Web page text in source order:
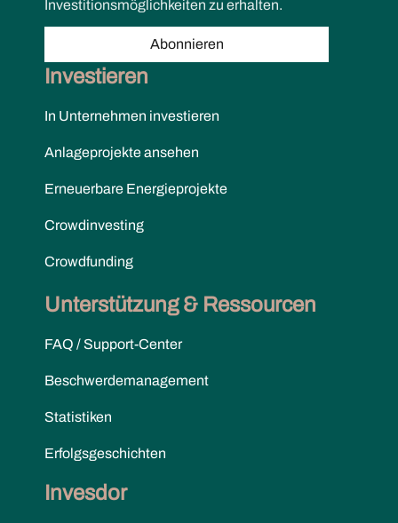
Investitionsmöglichkeiten zu erhalten.
Abonnieren
Investieren
In Unternehmen investieren
Anlageprojekte ansehen
Erneuerbare Energieprojekte
Crowdinvesting
Crowdfunding
Unterstützung & Ressourcen
FAQ / Support-Center
Beschwerdemanagement
Statistiken
Erfolgsgeschichten
Invesdor